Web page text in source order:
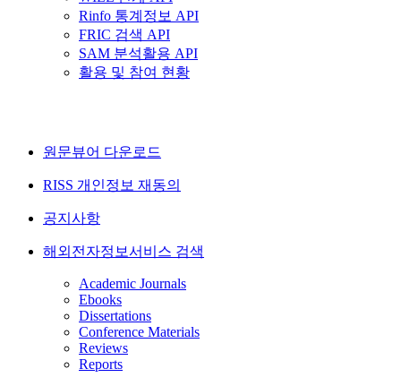
Rinfo 통계정보 API
FRIC 검색 API
SAM 분석활용 API
활용 및 참여 현황
원문뷰어 다운로드
RISS 개인정보 재동의
공지사항
해외전자정보서비스 검색
Academic Journals
Ebooks
Dissertations
Conference Materials
Reviews
Reports